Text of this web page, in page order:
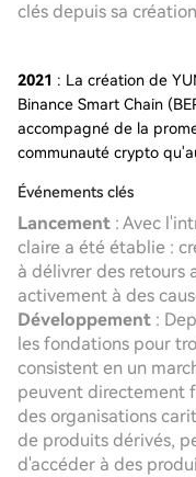
clés depuis sa
2021 : La création de
Binance Smart Chain
accompagné de la
communauté crypto
Événements clés
Lancement : Avec
claire a été établie :
à délivrer des
activement à des
Développement :
les fondations pour
consistent en un
peuvent directement
des organisations
de produits dérivés,
d'accéder à des